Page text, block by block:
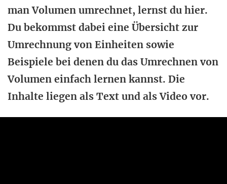
man Volumen umrechnet, lernst du hier.
Du bekommst dabei eine Übersicht zur
Umrechnung von Einheiten sowie
Beispiele bei denen du das Umrechnen von
Volumen einfach lernen kannst. Die
Inhalte liegen als Text und als Video vor.